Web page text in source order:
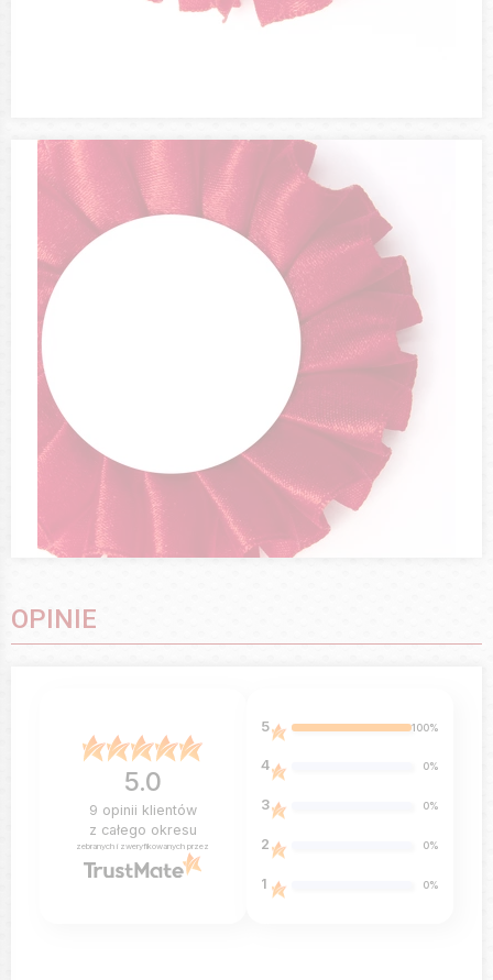
OPINIE
5.0
9 opinii klientów
z całego okresu
zebranych i zweryfikowanych przez
5 100%
4 0%
3 0%
2 0%
1 0%